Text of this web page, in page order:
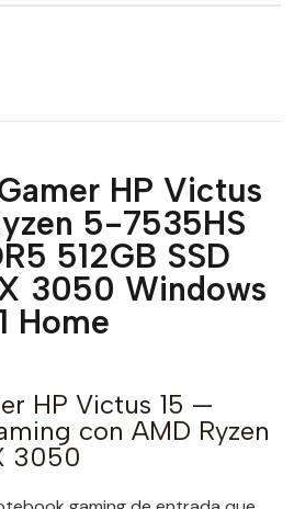
HP Victus
5-7535HS
512GB SSD
3050 Windows
Home
HP Victus 15 —
con AMD Ryzen
3050